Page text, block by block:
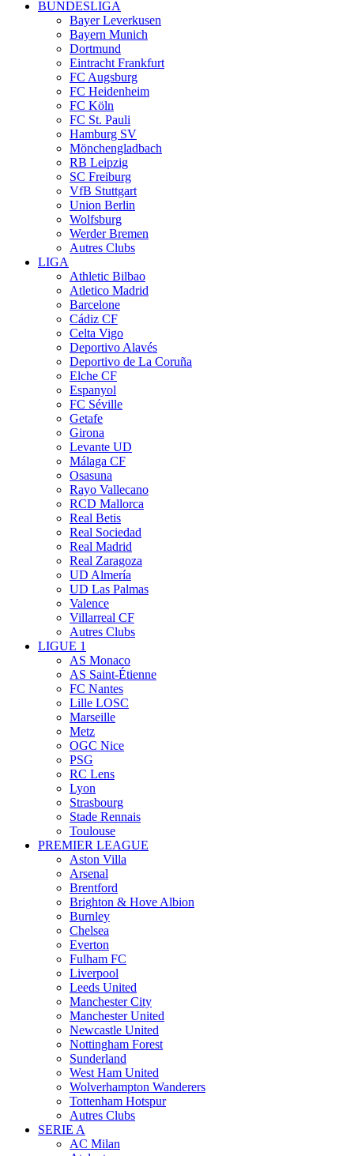
BUNDESLIGA
Bayer Leverkusen
Bayern Munich
Dortmund
Eintracht Frankfurt
FC Augsburg
FC Heidenheim
FC Köln
FC St. Pauli
Hamburg SV
Mönchengladbach
RB Leipzig
SC Freiburg
VfB Stuttgart
Union Berlin
Wolfsburg
Werder Bremen
Autres Clubs
LIGA
Athletic Bilbao
Atletico Madrid
Barcelone
Cádiz CF
Celta Vigo
Deportivo Alavés
Deportivo de La Coruña
Elche CF
Espanyol
FC Séville
Getafe
Girona
Levante UD
Málaga CF
Osasuna
Rayo Vallecano
RCD Mallorca
Real Betis
Real Sociedad
Real Madrid
Real Zaragoza
UD Almería
UD Las Palmas
Valence
Villarreal CF
Autres Clubs
LIGUE 1
AS Monaco
AS Saint-Étienne
FC Nantes
Lille LOSC
Marseille
Metz
OGC Nice
PSG
RC Lens
Lyon
Strasbourg
Stade Rennais
Toulouse
PREMIER LEAGUE
Aston Villa
Arsenal
Brentford
Brighton & Hove Albion
Burnley
Chelsea
Everton
Fulham FC
Liverpool
Leeds United
Manchester City
Manchester United
Newcastle United
Nottingham Forest
Sunderland
West Ham United
Wolverhampton Wanderers
Tottenham Hotspur
Autres Clubs
SERIE A
AC Milan